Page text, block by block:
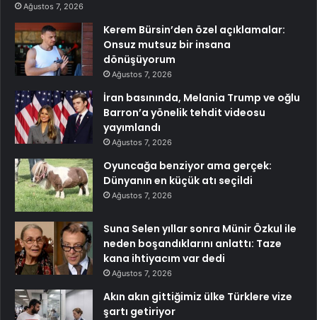
Ağustos 7, 2026
Kerem Bürsin’den özel açıklamalar:
Onsuz mutsuz bir insana
dönüşüyorum
Ağustos 7, 2026
İran basınında, Melania Trump ve oğlu
Barron’a yönelik tehdit videosu
yayımlandı
Ağustos 7, 2026
Oyuncağa benziyor ama gerçek:
Dünyanın en küçük atı seçildi
Ağustos 7, 2026
Suna Selen yıllar sonra Münir Özkul ile
neden boşandıklarını anlattı: Taze
kana ihtiyacım var dedi
Ağustos 7, 2026
Akın akın gittiğimiz ülke Türklere vize
şartı getiriyor